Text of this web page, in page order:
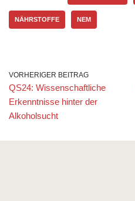
NÄHRSTOFFE NEM
VORHERIGER BEITRAG
QS24: Wissenschaftliche
Erkenntnisse hinter der
Alkoholsucht